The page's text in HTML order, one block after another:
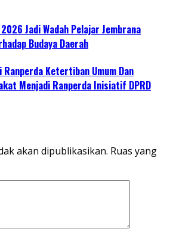
Jadi Wadah Pelajar Jembrana
Budaya Daerah
Ranperda Ketertiban Umum Dan
Menjadi Ranperda Inisiatif DPRD
akan dipublikasikan. Ruas yang